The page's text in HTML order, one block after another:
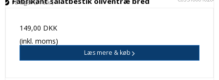
På lager (31 stk.)
149,00 DKK
(inkl. moms)
Læs mere & køb